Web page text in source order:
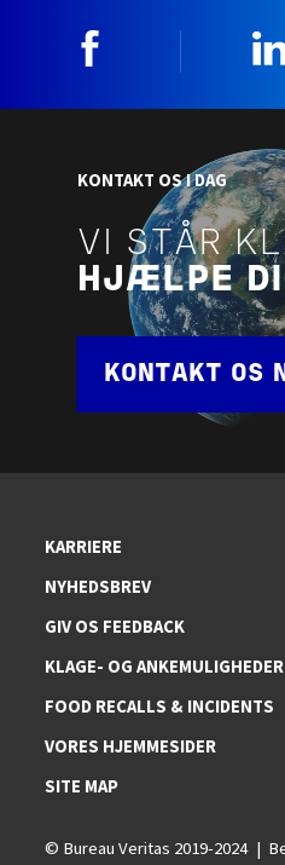
KONTAKT OS I DAG
VI STÅR
HJÆLPE
KONTAKT OS
KARRIERE
NYHEDSBREV
GIV OS FEEDBACK
KLAGE- OG ANKEMULIGHEDER
FOOD RECALLS & INCIDENTS
VORES HJEMMESIDER
SITE MAP
© Bureau Veritas 2019-2024